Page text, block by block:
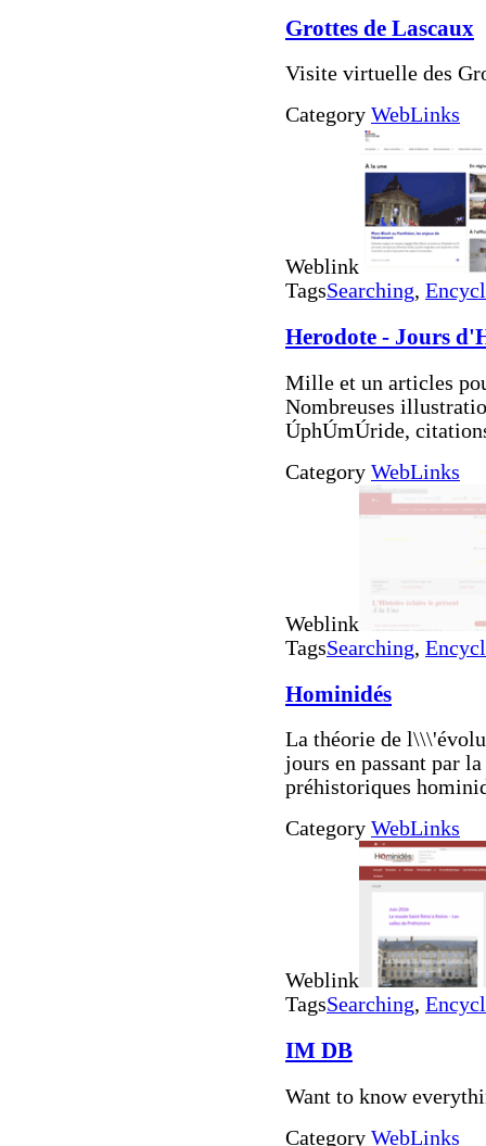
Grottes de Lascaux
Visite virtuelle des
Category WebLinks
Weblink
TagsSearching,
Herodote - Jours
Mille et un articles
Nombreuses
ÚphÚmÚride,
Category WebLinks
Weblink
TagsSearching,
Hominidés
La théorie de
jours en passant par
préhistoriques
Category WebLinks
Weblink
TagsSearching,
IM DB
Want to know
Category WebLinks